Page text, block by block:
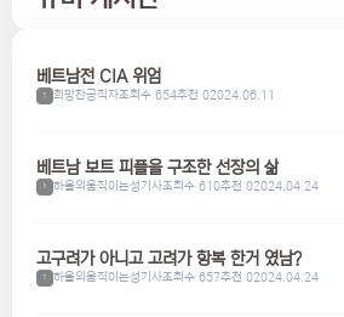
베트남전 CIA 위엄
1 희망찬공직자조회수 654추천 02024.06.11
베트남 보트 피플을 구조한 선장의 삶
1 하울의움직이는성기사조회수 610추천 02024.04.24
고구려가 아니고 고려가 항복 한거 였남?
1 하울의움직이는성기사조회수 657추천 02024.04.24